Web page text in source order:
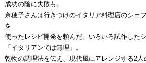
成功の陰に失敗も。
奈穂子さんは行きつけのイタリア料理店のシェ
を
使ったレシピ開発を頼んだ。いろいろ試作した
「イタリアンでは無理」。
乾物の調理法を伝え、現代風にアレンジする2